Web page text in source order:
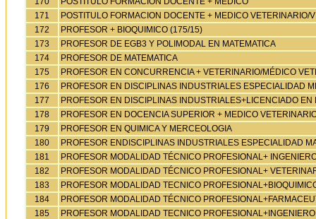
171
POSTITULO FORMACION DOCENTE + MEDICO VETERINARIO/
172
PROFESOR + BIOQUIMICO (175/15)
173
PROFESOR DE EGB3 Y POLIMODAL EN MATEMATICA
174
PROFESOR DE MATEMATICA
175
PROFESOR EN CONCURRENCIA + VETERINARIO/MÉDICO
176
PROFESOR EN DISCIPLINAS INDUSTRIALES ESPECIALIDAD
177
PROFESOR EN DISCIPLINAS INDUSTRIALES+LICENCIADO
178
PROFESOR EN DOCENCIA SUPERIOR + MEDICO
179
PROFESOR EN QUIMICA Y MERCEOLOGIA
180
PROFESOR ENDISCIPLINAS INDUSTRIALES ESPECIALIDAD
181
PROFESOR MODALIDAD TÉCNICO PROFESIONAL+
182
PROFESOR MODALIDAD TÉCNICO PROFESIONAL+
183
PROFESOR MODALIDAD TECNICO
184
PROFESOR MODALIDAD TÉCNICO
185
PROFESOR MODALIDAD TECNICO